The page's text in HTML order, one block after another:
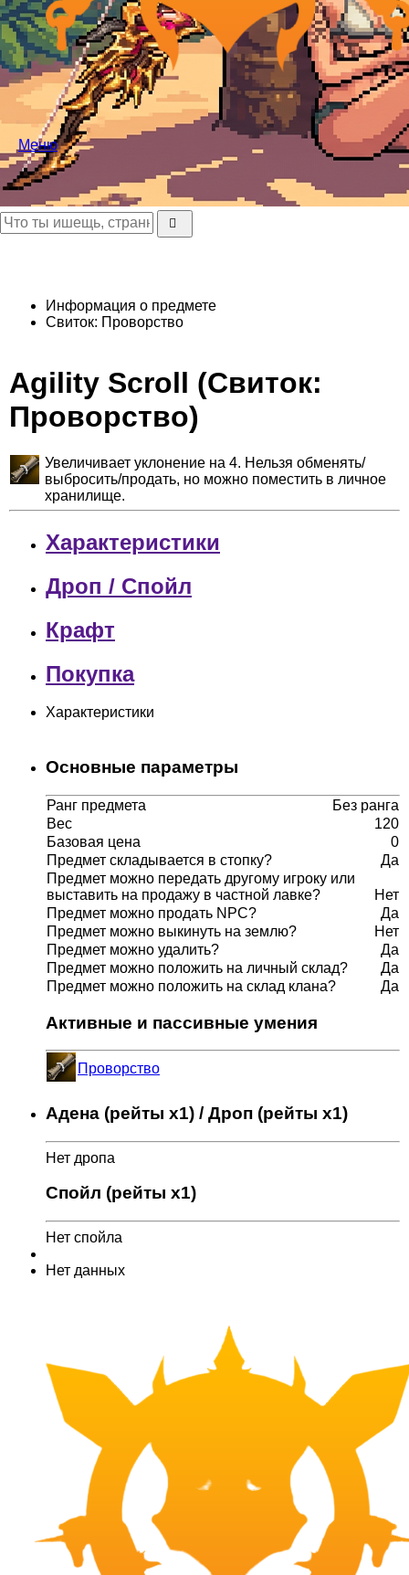
Меню
Информация о предмете
Свиток: Проворство
Agility Scroll (Свиток:
Проворство)
Увеличивает уклонение на 4. Нельзя обменять/
выбросить/продать, но можно поместить в личное
хранилище.
Характеристики
Дроп / Спойл
Крафт
Покупка
Характеристики
Основные параметры
Ранг предмета
Без ранга
Вес
120
Базовая цена
0
Предмет складывается в стопку?
Да
Предмет можно передать другому игроку или
выставить на продажу в частной лавке?
Нет
Предмет можно продать NPC?
Да
Предмет можно выкинуть на землю?
Нет
Предмет можно удалить?
Да
Предмет можно положить на личный склад?
Да
Предмет можно положить на склад клана?
Да
Активные и пассивные умения
Проворство
Адена (рейты x1) / Дроп (рейты x1)
Нет дропа
Спойл (рейты x1)
Нет спойла
Нет данных